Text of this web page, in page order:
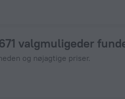
valgmuligeder
og nøjagtige priser.